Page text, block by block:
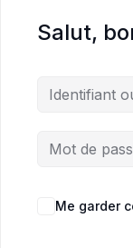
Salut,
Me garder